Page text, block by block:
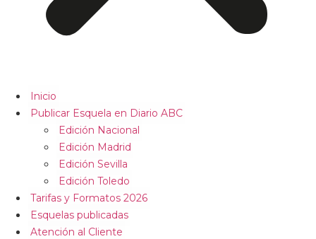
Inicio
Publicar Esquela en Diario ABC
Edición Nacional
Edición Madrid
Edición Sevilla
Edición Toledo
Tarifas y Formatos 2026
Esquelas publicadas
Atención al Cliente